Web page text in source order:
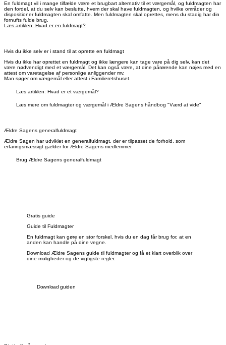
En fuldmagt vil i mange tilfælde være et brugbart alternativ til et værgemål, og fuldmagten har
den fordel, at du selv kan beslutte, hvem der skal have fuldmagten, og hvilke områder og
dispositioner fuldmagten skal omfatte. Men fuldmagten skal oprettes, mens du stadig har din
fornufts fulde brug.
Læs artiklen: Hvad er en fuldmagt?
Hvis du ikke selv er i stand til at oprette en fuldmagt
Hvis du ikke har oprettet en fuldmagt og ikke længere kan tage vare på dig selv, kan det
være nødvendigt med et værgemål. Det kan også være, at dine pårørende kan nøjes med en
attest om varetagelse af personlige anliggender mv.
Man søger om værgemål eller attest i Familieretshuset.
Læs artiklen: Hvad er et værgemål?
Læs mere om fuldmagter og værgemål i Ældre Sagens håndbog "Værd at vide"
Ældre Sagens generalfuldmagt
Ældre Sagen har udviklet en generalfuldmagt, der er tilpasset de forhold, som
erfaringsmæssigt gælder for Ældre Sagens medlemmer.
Brug Ældre Sagens generalfuldmagt
Gratis guide
Guide til Fuldmagter
En fuldmagt kan gøre en stor forskel, hvis du en dag får brug for, at en
anden kan handle på dine vegne.
Download Ældre Sagens guide til fuldmagter og få et klart overblik over
dine muligheder og de vigtigste regler.
Download guiden